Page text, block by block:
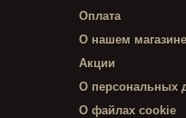
Оплата
О нашем магазине
Акции
О персональных
О файлах cookie